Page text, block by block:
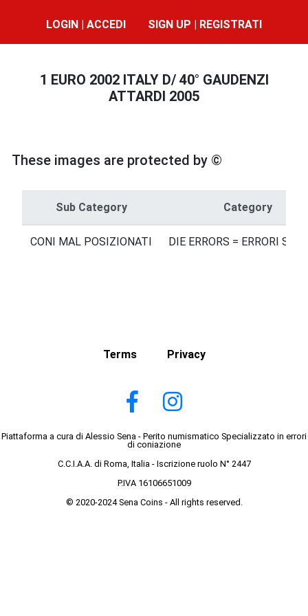
LOGIN | ACCEDI SIGN UP | REGISTRATI
1 EURO 2002 ITALY D/ 40° GAUDENZI
ATTARDI 2005
These images are protected by ©
Sub Category Category
CONI MAL POSIZIONATI DIE ERRORS = ERRORI SUI
Terms Privacy
Piattaforma a cura di Alessio Sena - Perito numismatico Specializzato in errori
di coniazione
C.C.I.A.A. di Roma, Italia - Iscrizione ruolo N° 2447
P.IVA 16106651009
© 2020-2024 Sena Coins - All rights reserved.